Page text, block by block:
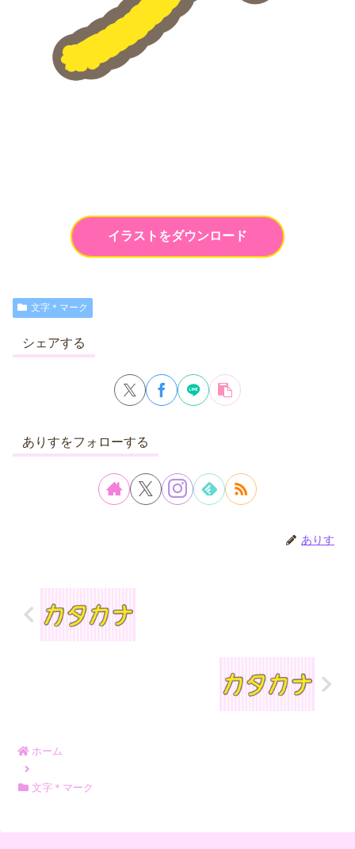
イラストをダウンロード
文字＊マーク
シェアする
ありすをフォローする
ありす
ホーム
文字＊マーク